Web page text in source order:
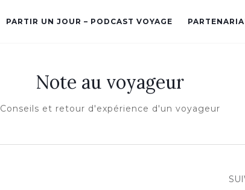
PARTIR UN JOUR – PODCAST VOYAGE
Note au voyageur
Conseils et retour d'expérience d'un voyageur